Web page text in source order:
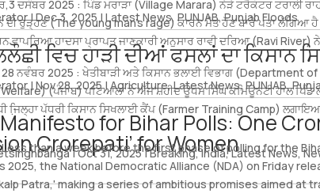
|Dec 3, 2025|Latest News, PUNJAB,Punjab Floods
ਦਸੰਬਰ 2025 : ਪਿੰਡ ਮਰਾੜਾ (Village Marara) ਨੇੜੇ ਟਰੈਕਟਰ ਟਰਾਲੀ
ਦੀ ਰੁੜ੍ਹਣ (The young man's rage) ਕਾਰਨ ਮੌਤ ਹੋਣ ਬਾਰੇ ਪਤਾ ਲੱਗਿਆ
ਵਾਪਰਿਆ ਹਾਦਸਾ ਪ੍ਰਾਪਤ ਜਾਣਕਾਰੀ ਅਨੁਸਾਰ ਰਾਵੀ ਦਰਿਆ (Ravi River)
ਵਿਚ ਹਾੜੀ ਦੀਆਂ ਫਸਲਾਂ ਦਾ
|Nov 28, 2025|Agriculture,Latest News,PUNJAB,
ਨਵੰਬਰ 2025 : ਖੇਤੀਬਾੜੀ ਅਤੇ ਕਿਸਾਨ ਭਲਾਈ ਵਿਭਾਗ (Department
(ਪੰਜਾਬ) ਪਟਿਆਲਾ ਨੇ ਅੱਜ ਸ਼ਹੀਦ ਊਧਮ ਸਿੰਘ ਕਮਿਊਨਟੀ ਹਾਲ ਪਿੰਡ
ਜਿ਼ਲ੍ਹਾ ਪੱਧਰੀ ਕਿਸਾਨ ਸਿਖਲਾਈ ਕੈਂਪ (Farmer Training Camp)
for Bihar Polls: One
Crorepati’ for Women
|Oct 31, 2025|Breaking,India,Latest News,
Less than a week before the first phase of polling for the
2025, the National Democratic Alliance (NDA) on Friday
Patra,' making a series of ambitious promises aimed at